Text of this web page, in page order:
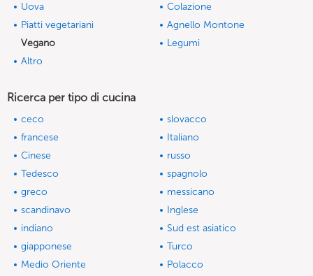
Uova
Colazione
Piatti vegetariani
Agnello Montone
Vegano
Legumi
Altro
Ricerca per tipo di cucina
ceco
slovacco
francese
Italiano
Cinese
russo
Tedesco
spagnolo
greco
messicano
scandinavo
Inglese
indiano
Sud est asiatico
giapponese
Turco
Medio Oriente
Polacco